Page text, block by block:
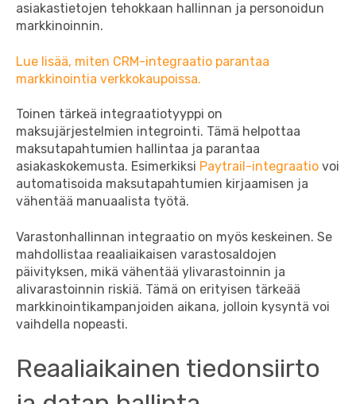
asiakastietojen tehokkaan hallinnan ja personoidun
markkinoinnin.
Lue lisää, miten CRM-integraatio parantaa
markkinointia verkkokaupoissa.
Toinen tärkeä integraatiotyyppi on
maksujärjestelmien integrointi. Tämä helpottaa
maksutapahtumien hallintaa ja parantaa
asiakaskokemusta. Esimerkiksi Paytrail-integraatio voi
automatisoida maksutapahtumien kirjaamisen ja
vähentää manuaalista työtä.
Varastonhallinnan integraatio on myös keskeinen. Se
mahdollistaa reaaliaikaisen varastosaldojen
päivityksen, mikä vähentää ylivarastoinnin ja
alivarastoinnin riskiä. Tämä on erityisen tärkeää
markkinointikampanjoiden aikana, jolloin kysyntä voi
vaihdella nopeasti.
Reaaliaikainen tiedonsiirto